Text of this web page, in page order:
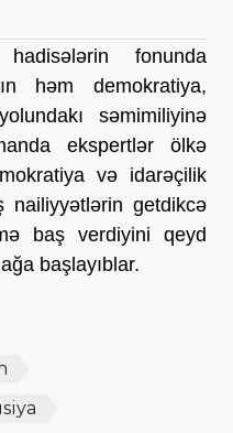
fonunda
həm demokratiya,
səmimiliyinə
ekspertlər ölkə
və idarəçilik
nailiyyətlərin getdikcə
baş verdiyini qeyd
başlayıblar.